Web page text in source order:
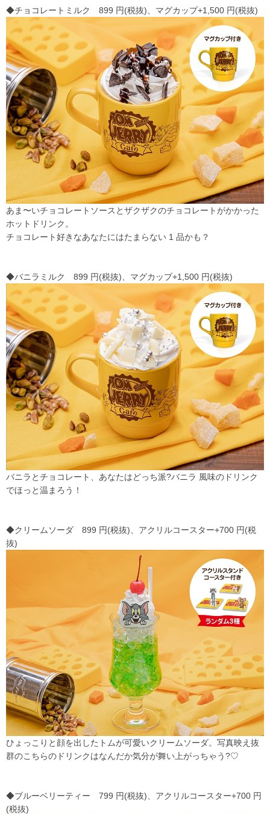
◆チョコレートミルク 899 円(税抜)、マグカップ+1,500 円(税抜)
あま〜いチョコレートソースとザクザクのチョコレートがかかった
ホットドリンク。
チョコレート好きなあなたにはたまらない 1 品かも？
◆バニラミルク 899 円(税抜)、マグカップ+1,500 円(税抜)
バニラとチョコレート、あなたはどっち派?バニラ 風味のドリンク
でほっと温まろう！
◆クリームソーダ 899 円(税抜)、アクリルコースター+700 円(税
抜)
ひょっこりと顔を出したトムが可愛いクリームソーダ。写真映え抜
群のこちらのドリンクはなんだか気分が舞い上がっちゃう?♡
◆ブルーベリーティー 799 円(税抜)、アクリルコースター+700 円
(税抜)